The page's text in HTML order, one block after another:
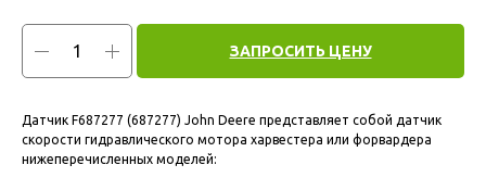
ЗАПРОСИТЬ ЦЕНУ
Датчик F687277 (687277) John Deere представляет собой датчик
скорости гидравлического мотора харвестера или форвардера
нижеперечисленных моделей: